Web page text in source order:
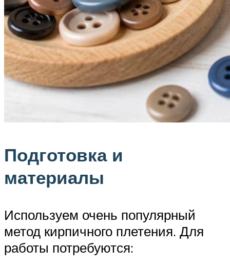
Подготовка и
материалы
Используем очень популярный
метод кирпичного плетения. Для
работы потребуются: